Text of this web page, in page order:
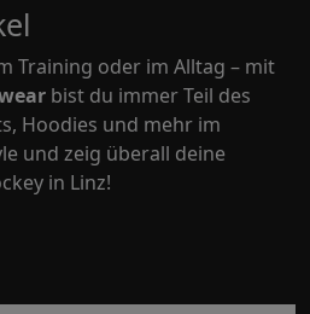
Training oder im Alltag – mit
bist du immer Teil des
Hoodies und mehr im
und zeig überall deine
in Linz!